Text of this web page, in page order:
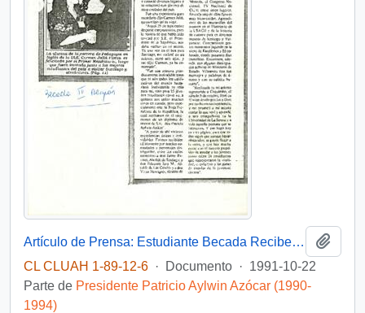
Artículo de Prensa: Estudiante Becada Recibe Diploma del Presidente Aylwin
CL CLUAH 1-89-12-6 · Documento · 1991-10-22
Parte de Presidente Patricio Aylwin Azócar (1990-
1994)